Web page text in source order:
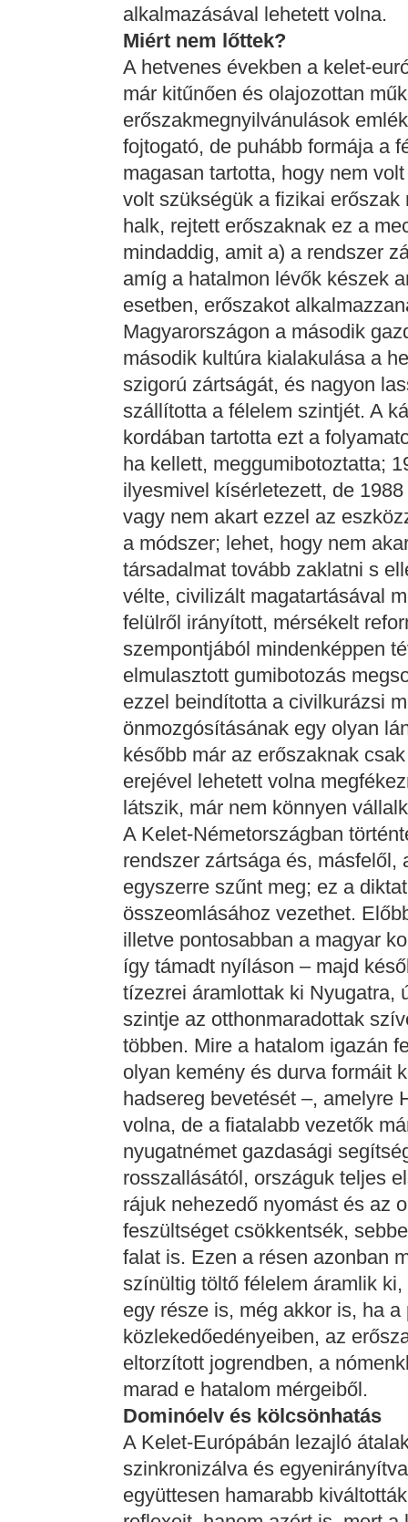
alkalmazásával lehetett volna.
Miért nem lőttek?
A hetvenes években a kelet-
már kitűnően és olajozottan
erőszakmegnyilvánulások
fojtogató, de puhább formája a
magasan tartotta, hogy nem
volt szükségük a fizikai
halk, rejtett erőszaknak ez a
mindaddig, amit a) a rendszer
amíg a hatalmon lévők készek
esetben, erőszakot
Magyarországon a második
második kultúra kialakulása a
szigorú zártságát, és nagyon
szállította a félelem szintjét. A
kordában tartotta ezt a
ha kellett, meggumibotoztatta;
ilyesmivel kísérletezett, de
vagy nem akart ezzel az
a módszer; lehet, hogy nem
társadalmat tovább zaklatni s
vélte, civilizált magatartásával
felülről irányított, mérsékelt
szempontjából mindenképpen
elmulasztott gumibotozás
ezzel beindította a civilkurázsi
önmozgósításának egy olyan
később már az erőszaknak
erejével lehetett volna
látszik, már nem könnyen
A Kelet-Németországban
rendszer zártsága és,
egyszerre szűnt meg; ez a
összeomlásához vezethet.
illetve pontosabban a magyar
így támadt nyíláson – majd
tízezrei áramlottak ki Nyugatra,
szintje az otthonmaradottak
többen. Mire a hatalom igazán
olyan kemény és durva formáit
hadsereg bevetését –, amelyre
volna, de a fiatalabb vezetők
nyugatnémet gazdasági
rosszallásától, országuk teljes
rájuk nehezedő nyomást és az
feszültséget csökkentsék,
falat is. Ezen a résen azonban
színültig töltő félelem áramlik
egy része is, még akkor is, ha
közlekedőedényeiben, az
eltorzított jogrendben, a
marad e hatalom mérgeiből.
Dominóelv és kölcsönhatás
A Kelet-Európábán lezajló
szinkronizálva és
együttesen hamarabb